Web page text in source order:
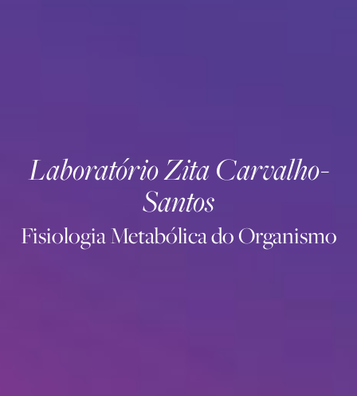
Laboratório Zita Carvalho-
Santos
Fisiologia Metabólica do Organismo